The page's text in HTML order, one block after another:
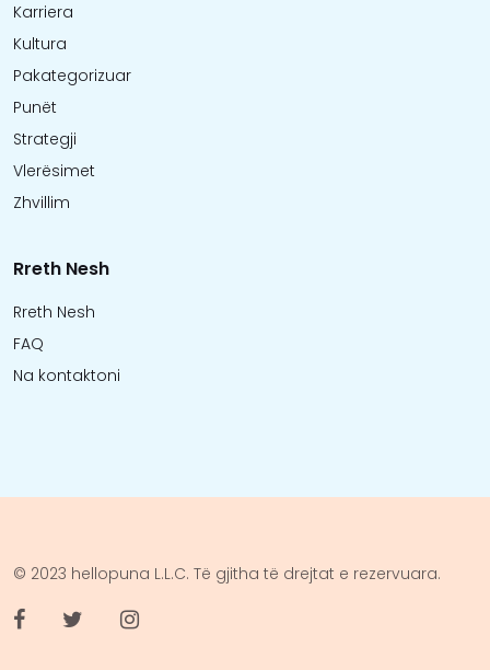
Karriera
Kultura
Pakategorizuar
Punët
Strategji
Vlerësimet
Zhvillim
Rreth Nesh
Rreth Nesh
FAQ
Na kontaktoni
© 2023 hellopuna L.L.C. Të gjitha të drejtat e rezervuara.